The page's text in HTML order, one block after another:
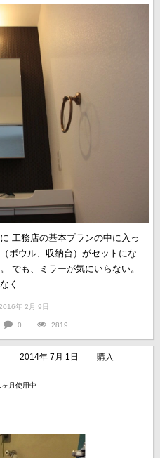
工務店の基本プランの中に入っ
ボウル、収納台）がセットにな
でも、ミラーが気にいらない。
く ...
年 2月 9日
0 2819
2014年 7月 1日
購入
月使用中